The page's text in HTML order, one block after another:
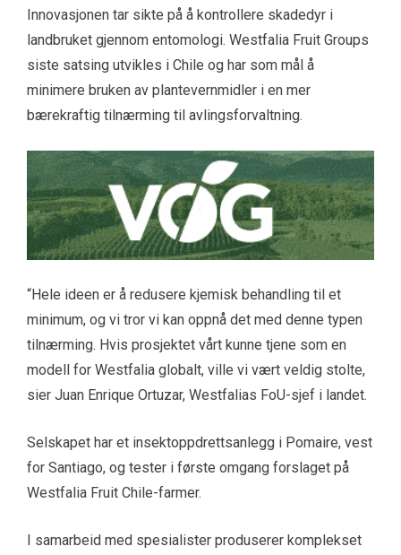
Innovasjonen tar sikte på å kontrollere skadedyr i
landbruket gjennom entomologi. Westfalia Fruit Groups
siste satsing utvikles i Chile og har som mål å
minimere bruken av plantevernmidler i en mer
bærekraftig tilnærming til avlingsforvaltning.
“Hele ideen er å redusere kjemisk behandling til et
minimum, og vi tror vi kan oppnå det med denne typen
tilnærming. Hvis prosjektet vårt kunne tjene som en
modell for Westfalia globalt, ville vi vært veldig stolte,
sier Juan Enrique Ortuzar, Westfalias FoU-sjef i landet.
Selskapet har et insektoppdrettsanlegg i Pomaire, vest
for Santiago, og tester i første omgang forslaget på
Westfalia Fruit Chile-farmer.
I samarbeid med spesialister produserer komplekset